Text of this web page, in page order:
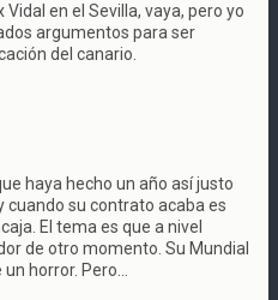
en el Sevilla, vaya, pero yo
argumentos para ser
del canario.
haya hecho un año así justo
cuando su contrato acaba es
El tema es que a nivel
de otro momento. Su Mundial
horror. Pero...